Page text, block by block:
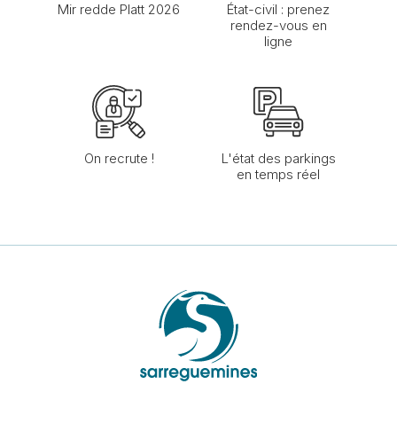
Mir redde Platt 2026
État-civil : prenez
rendez-vous en
ligne
On recrute !
L'état des parkings
en temps réel